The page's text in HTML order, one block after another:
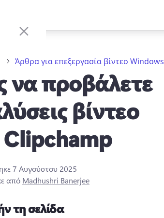
Άρθρα για επεξεργασία βίντεο Windows
να προβάλετε
βίντεο
Clipchamp
7 Αυγούστου 2025
από Madhushri Banerjee
τη σελίδα